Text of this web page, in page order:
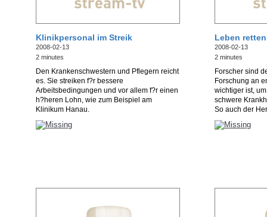
Klinikpersonal im Streik
2008-02-13
2 minutes
Den Krankenschwestern und Pflegern reicht
es. Sie streiken f?r bessere
Arbeitsbedingungen und vor allem f?r einen
h?heren Lohn, wie zum Beispiel am
Klinikum Hanau.
Leben
2008-02-13
2 minutes
Forscher sind
Forschung an
wichtiger ist,
schwere
So auch der